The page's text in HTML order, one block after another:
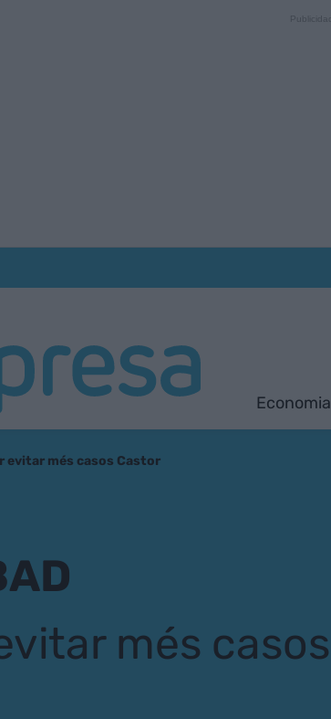
Economia
evitar més casos Castor
més casos